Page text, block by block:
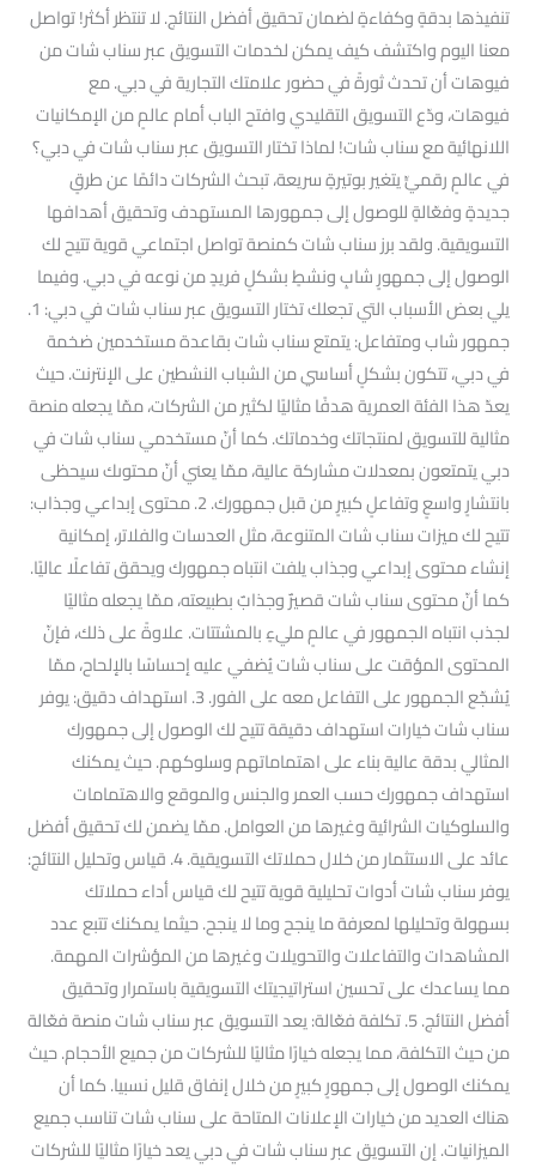
تنفيذها بدقةٍ وكفاءةٍ لضمان تحقيق أفضل النتائج. لا تنتظر أكثر! تواصل
معنا اليوم واكتشف كيف يمكن لخدمات التسويق عبر سناب شات من
فيوهات أن تحدث ثورةً في حضور علامتك التجارية في دبي. مع
فيوهات، ودّع التسويق التقليدي وافتح الباب أمام عالمٍ من الإمكانيات
اللانهائية مع سناب شات! لماذا تختار التسويق عبر سناب شات في دبي؟
في عالمٍ رقميٍّ يتغير بوتيرةٍ سريعة، تبحث الشركات دائمًا عن طرقٍ
جديدةٍ وفعّالةٍ للوصول إلى جمهورها المستهدف وتحقيق أهدافها
التسويقية. ولقد برز سناب شات كمنصة تواصل اجتماعي قوية تتيح لك
الوصول إلى جمهورٍ شابٍ ونشطٍ بشكلٍ فريدٍ من نوعه في دبي. وفيما
يلي بعض الأسباب التي تجعلك تختار التسويق عبر سناب شات في دبي: 1.
جمهور شاب ومتفاعل: يتمتع سناب شات بقاعدة مستخدمين ضخمة
في دبي، تتكون بشكلٍ أساسي من الشباب النشطين على الإنترنت. حيث
يعدّ هذا الفئة العمرية هدفًا مثاليًا لكثير من الشركات، ممّا يجعله منصة
مثالية للتسويق لمنتجاتك وخدماتك. كما أنّ مستخدمي سناب شات في
دبي يتمتعون بمعدلات مشاركة عالية، ممّا يعني أنّ محتوىك سيحظى
بانتشارٍ واسعٍ وتفاعلٍ كبيرٍ من قبل جمهورك. 2. محتوى إبداعي وجذاب:
تتيح لك ميزات سناب شات المتنوعة، مثل العدسات والفلاتر، إمكانية
إنشاء محتوى إبداعي وجذاب يلفت انتباه جمهورك ويحقق تفاعلًا عاليًا.
كما أنّ محتوى سناب شات قصيرٌ وجذابٌ بطبيعته، ممّا يجعله مثاليًا
لجذب انتباه الجمهور في عالمٍ مليءٍ بالمشتتات. علاوةً على ذلك، فإنّ
المحتوى المؤقت على سناب شات يُضفي عليه إحساسًا بالإلحاح، ممّا
يُشجّع الجمهور على التفاعل معه على الفور. 3. استهداف دقيق: يوفر
سناب شات خيارات استهداف دقيقة تتيح لك الوصول إلى جمهورك
المثالي بدقة عالية بناء على اهتماماتهم وسلوكهم. حيث يمكنك
استهداف جمهورك حسب العمر والجنس والموقع والاهتمامات
والسلوكيات الشرائية وغيرها من العوامل. ممّا يضمن لك تحقيق أفضل
عائد على الاستثمار من خلال حملاتك التسويقية. 4. قياس وتحليل النتائج:
يوفر سناب شات أدوات تحليلية قوية تتيح لك قياس أداء حملاتك
بسهولة وتحليلها لمعرفة ما ينجح وما لا ينجح. حيثما يمكنك تتبع عدد
المشاهدات والتفاعلات والتحويلات وغيرها من المؤشرات المهمة.
مما يساعدك على تحسين استراتيجيتك التسويقية باستمرار وتحقيق
أفضل النتائج. 5. تكلفة فعّالة: يعد التسويق عبر سناب شات منصة فعّالة
من حيث التكلفة، مما يجعله خيارًا مثاليًا للشركات من جميع الأحجام. حيث
يمكنك الوصول إلى جمهورٍ كبيرٍ من خلال إنفاق قليل نسبيا. كما أن
هناك العديد من خيارات الإعلانات المتاحة على سناب شات تناسب جميع
الميزانيات. إن التسويق عبر سناب شات في دبي يعد خيارًا مثاليًا للشركات